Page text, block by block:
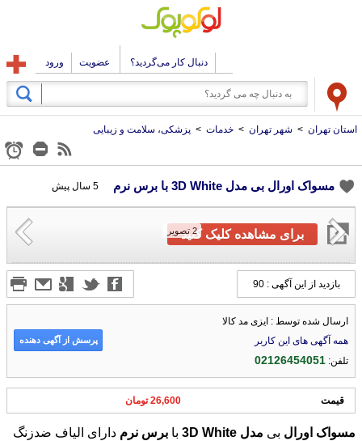
دنبال کار می‌گردید؟ عضویت ورود
استان تهران > شهر تهران > خدمات > پزشکی، سلامت و زیبایی
مسواک اورال بی مدل 3D White با برس نرم 5 سال پیش
2 تصویربرای مشاهده کلیک کنید
بازدید از این آگهی : 90
ارسال شده توسط : ایزی مد کالا
همه آگهی های این کاربر
تلفن:02126454051
پرسش از آگهی دهنده
قیمت 26,600 تومان
مسواک اورال بی مدل 3D White با برس نرم دارای الیاف ضدزنگ
بوده و انعطاف پذیری بالایی دارد و یک سفید کننده قوی می